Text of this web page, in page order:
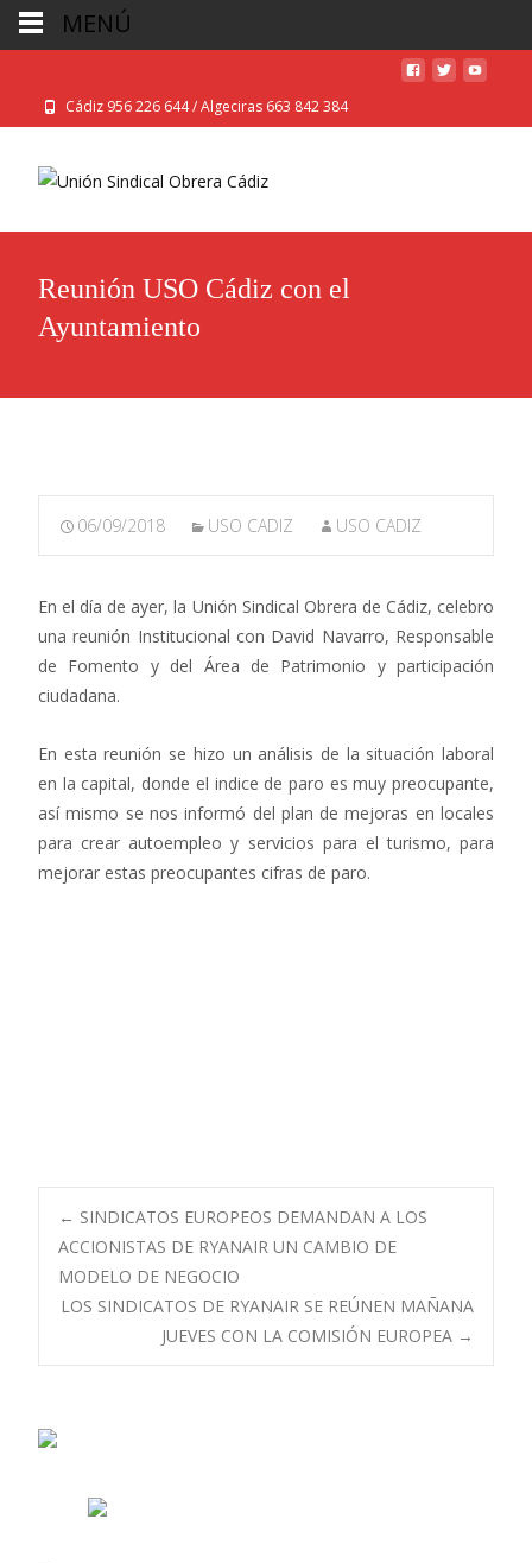
Cádiz 956 226 644 / Algeciras 663 842 384
Reunión USO Cádiz con el
Ayuntamiento
06/09/2018 USO CADIZ USO CADIZ
En el día de ayer, la Unión Sindical Obrera de Cádiz, celebro
una reunión Institucional con David Navarro, Responsable
de Fomento y del Área de Patrimonio y participación
ciudadana.
En esta reunión se hizo un análisis de la situación laboral
en la capital, donde el indice de paro es muy preocupante,
así mismo se nos informó del plan de mejoras en locales
para crear autoempleo y servicios para el turismo, para
mejorar estas preocupantes cifras de paro.
Navegación
de
entradas
← SINDICATOS EUROPEOS DEMANDAN A LOS
ACCIONISTAS DE RYANAIR UN CAMBIO DE
MODELO DE NEGOCIO
LOS SINDICATOS DE RYANAIR SE REÚNEN MAÑANA
JUEVES CON LA COMISIÓN EUROPEA →
MENÚ